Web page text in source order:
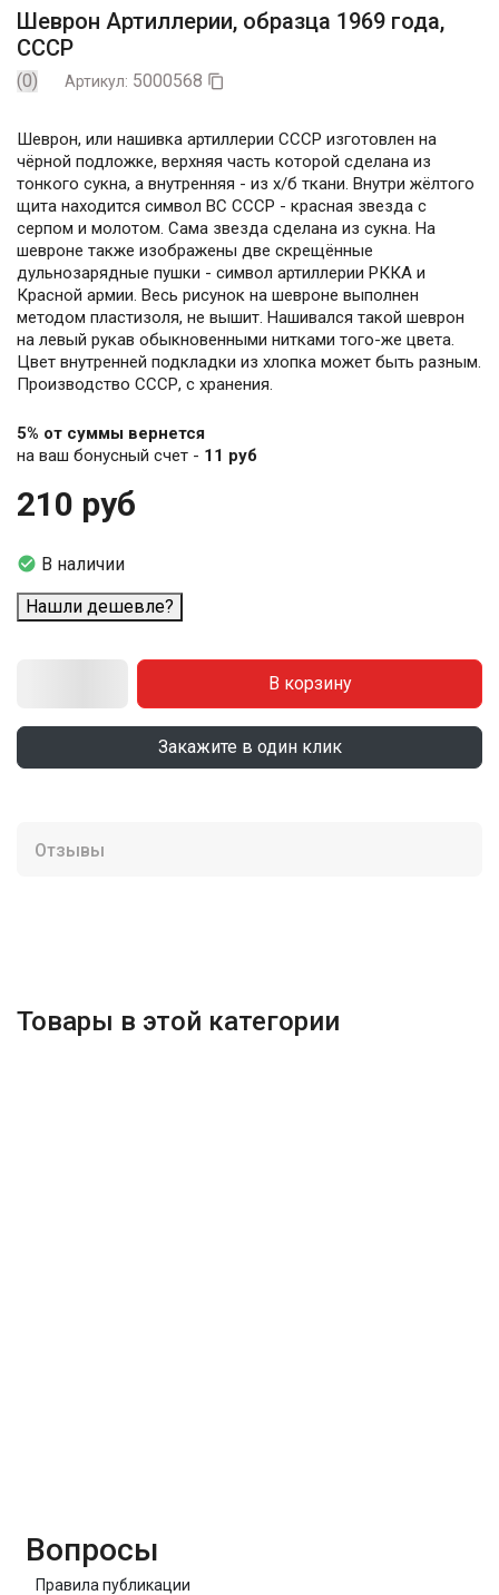
Шеврон Артиллерии, образца 1969 года,
СССР
(0) Артикул: 5000568 
Шеврон, или нашивка артиллерии СССР изготовлен на
чёрной подложке, верхняя часть которой сделана из
тонкого сукна, а внутренняя - из х/б ткани. Внутри жёлтого
щита находится символ ВС СССР - красная звезда с
серпом и молотом. Сама звезда сделана из сукна. На
шевроне также изображены две скрещённые
дульнозарядные пушки - символ артиллерии РККА и
Красной армии. Весь рисунок на шевроне выполнен
методом пластизоля, не вышит. Нашивался такой шеврон
на левый рукав обыкновенными нитками того-же цвета.
Цвет внутренней подкладки из хлопка может быть разным.
Производство СССР, с хранения.
5% от суммы вернется
на ваш бонусный счет - 11 руб
210 руб
 В наличии
Нашли дешевле?
В корзину
Закажите в один клик
Отзывы
Товары в этой категории
Вопросы
Правила публикации